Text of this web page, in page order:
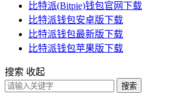
比特派(Bitpie)钱包官网下载
比特派钱包安卓版下载
比特派钱包最新版下载
比特派钱包苹果版下载
搜索 收起
搜索